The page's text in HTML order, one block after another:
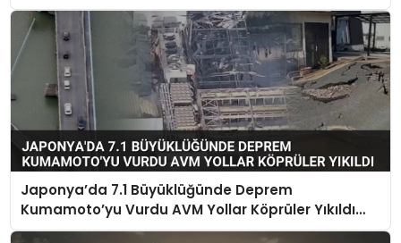
Japonya’da 7.1 Büyüklüğünde Deprem
Kumamoto’yu Vurdu AVM Yollar Köprüler Yıkıldı
Çok Sayıda Can Kaybı Var